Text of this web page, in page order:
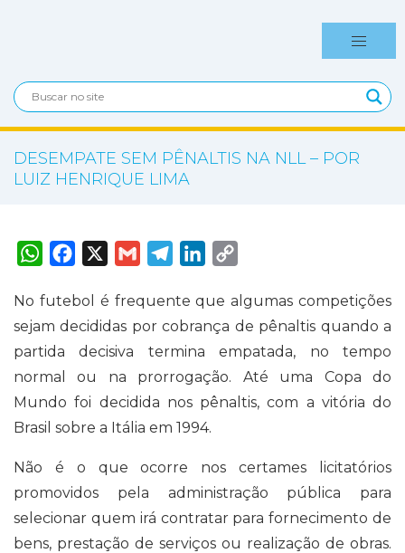
DESEMPATE SEM PÊNALTIS NA NLL – POR
LUIZ HENRIQUE LIMA
W
h
t
s
A
p
p
F
a
b
o
o
k
X
G
m
l
T
e
g
r
a
m
L
e
d
y
L
i
n
k
No futebol é frequente que algumas competições
sejam decididas por cobrança de pênaltis quando a
partida decisiva termina empatada, no tempo
normal ou na prorrogação. Até uma Copa do
Mundo foi decidida nos pênaltis, com a vitória do
Brasil sobre a Itália em 1994.
Não é o que ocorre nos certames licitatórios
promovidos pela administração pública para
selecionar quem irá contratar para fornecimento de
bens, prestação de serviços ou realização de obras.